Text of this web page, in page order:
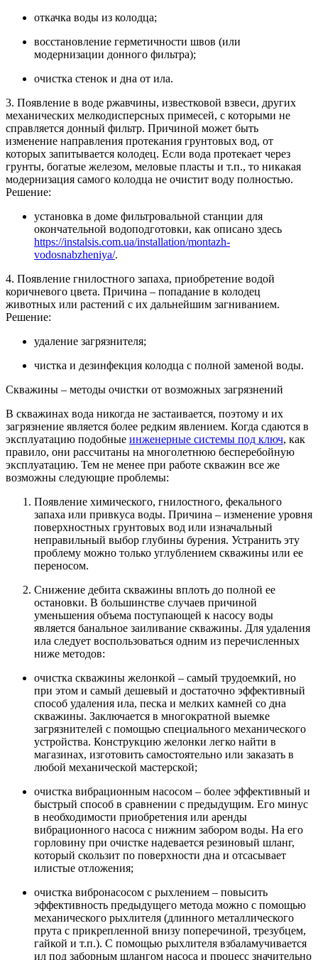
откачка воды из колодца;
восстановление герметичности швов (или
модернизации донного фильтра);
очистка стенок и дна от ила.
3. Появление в воде ржавчины, известковой взвеси, других
механических мелкодисперсных примесей, с которыми не
справляется донный фильтр. Причиной может быть
изменение направления протекания грунтовых вод, от
которых запитывается колодец. Если вода протекает через
грунты, богатые железом, меловые пласты и т.п., то никакая
модернизация самого колодца не очистит воду полностью.
Решение:
установка в доме фильтровальной станции для
окончательной водоподготовки, как описано здесь
https://instalsis.com.ua/installation/montazh-
vodosnabzheniya/.
4. Появление гнилостного запаха, приобретение водой
коричневого цвета. Причина – попадание в колодец
животных или растений с их дальнейшим загниванием.
Решение:
удаление загрязнителя;
чистка и дезинфекция колодца с полной заменой воды.
Скважины – методы очистки от возможных загрязнений
В скважинах вода никогда не застаивается, поэтому и их
загрязнение является более редким явлением. Когда сдаются в
эксплуатацию подобные инженерные системы под ключ, как
правило, они рассчитаны на многолетнюю бесперебойную
эксплуатацию. Тем не менее при работе скважин все же
возможны следующие проблемы:
Появление химического, гнилостного, фекального
запаха или привкуса воды. Причина – изменение уровня
поверхностных грунтовых вод или изначальный
неправильный выбор глубины бурения. Устранить эту
проблему можно только углублением скважины или ее
переносом.
Снижение дебита скважины вплоть до полной ее
остановки. В большинстве случаев причиной
уменьшения объема поступающей к насосу воды
является банальное заиливание скважины. Для удаления
ила следует воспользоваться одним из перечисленных
ниже методов:
очистка скважины желонкой – самый трудоемкий, но
при этом и самый дешевый и достаточно эффективный
способ удаления ила, песка и мелких камней со дна
скважины. Заключается в многократной выемке
загрязнителей с помощью специального механического
устройства. Конструкцию желонки легко найти в
магазинах, изготовить самостоятельно или заказать в
любой механической мастерской;
очистка вибрационным насосом – более эффективный и
быстрый способ в сравнении с предыдущим. Его минус
в необходимости приобретения или аренды
вибрационного насоса с нижним забором воды. На его
горловину при очистке надевается резиновый шланг,
который скользит по поверхности дна и отсасывает
илистые отложения;
очистка вибронасосом с рыхлением – повысить
эффективность предыдущего метода можно с помощью
механического рыхлителя (длинного металлического
прута с прикрепленной внизу поперечиной, трезубцем,
гайкой и т.п.). С помощью рыхлителя взбаламучивается
ил под заборным шлангом насоса и процесс значительно